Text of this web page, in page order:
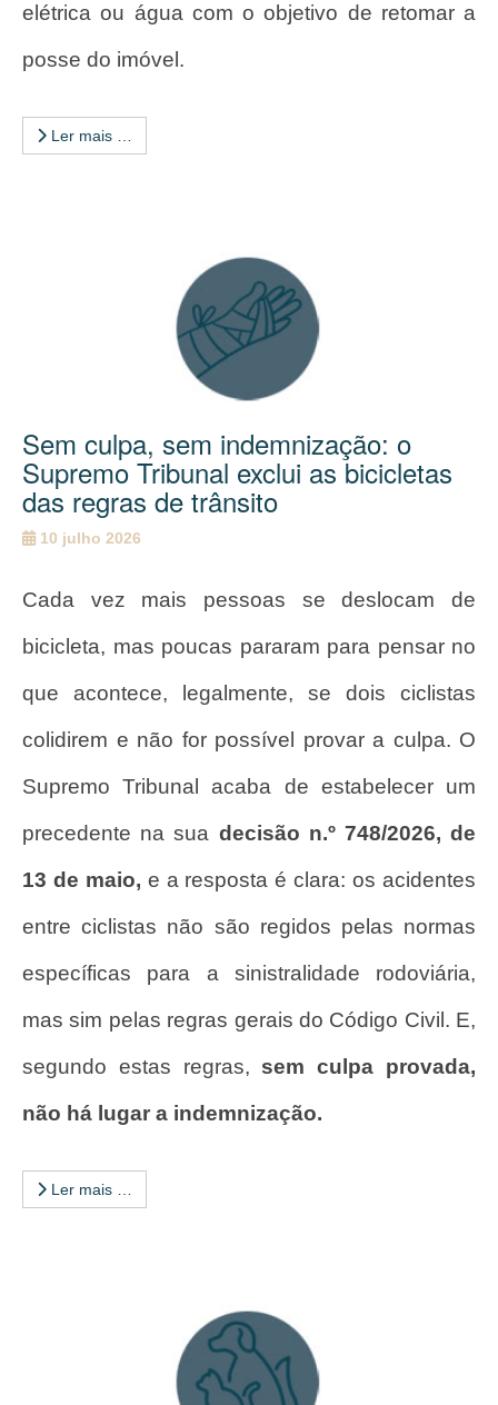
elétrica ou água com o objetivo de retomar a
posse do imóvel.
Ler mais …
Sem culpa, sem indemnização: o
Supremo Tribunal exclui as bicicletas
das regras de trânsito
10 julho 2026
Cada vez mais pessoas se deslocam de
bicicleta, mas poucas pararam para pensar no
que acontece, legalmente, se dois ciclistas
colidirem e não for possível provar a culpa. O
Supremo Tribunal acaba de estabelecer um
precedente na sua decisão n.º 748/2026, de
13 de maio, e a resposta é clara: os acidentes
entre ciclistas não são regidos pelas normas
específicas para a sinistralidade rodoviária,
mas sim pelas regras gerais do Código Civil. E,
segundo estas regras, sem culpa provada,
não há lugar a indemnização.
Ler mais …